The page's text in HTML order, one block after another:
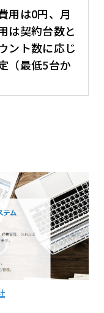
用は0円、月
は契約台数と
ント数に応じ
（最低5台か